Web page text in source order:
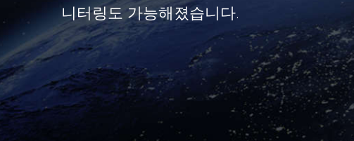
니터링도 가능해졌습니다.